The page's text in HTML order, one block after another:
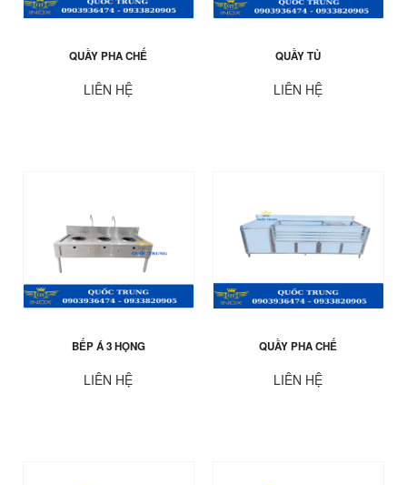
QUẦY PHA CHẾ
LIÊN HỆ
QUẦY TỦ
LIÊN HỆ
BẾP Á 3 HỌNG
LIÊN HỆ
QUẦY PHA CHẾ
LIÊN HỆ